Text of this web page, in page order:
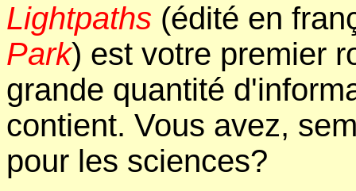
Lightpaths (édité en
Park) est votre premier
grande quantité
contient. Vous avez,
pour les sciences?